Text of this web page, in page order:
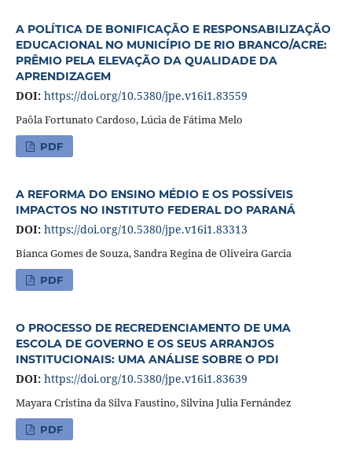
A POLÍTICA DE BONIFICAÇÃO E RESPONSABILIZAÇÃO
EDUCACIONAL NO MUNICÍPIO DE RIO BRANCO/ACRE:
PRÊMIO PELA ELEVAÇÃO DA QUALIDADE DA
APRENDIZAGEM
DOI: https://doi.org/10.5380/jpe.v16i1.83559
Paôla Fortunato Cardoso, Lúcia de Fátima Melo
PDF
A REFORMA DO ENSINO MÉDIO E OS POSSÍVEIS
IMPACTOS NO INSTITUTO FEDERAL DO PARANÁ
DOI: https://doi.org/10.5380/jpe.v16i1.83313
Bianca Gomes de Souza, Sandra Regina de Oliveira Garcia
PDF
O PROCESSO DE RECREDENCIAMENTO DE UMA
ESCOLA DE GOVERNO E OS SEUS ARRANJOS
INSTITUCIONAIS: UMA ANÁLISE SOBRE O PDI
DOI: https://doi.org/10.5380/jpe.v16i1.83639
Mayara Cristina da Silva Faustino, Silvina Julia Fernández
PDF